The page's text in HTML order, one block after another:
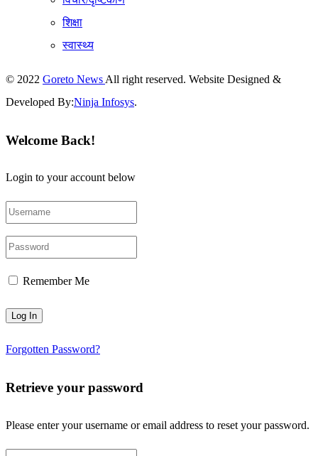
शिक्षा
स्वास्थ्य
© 2022 Goreto News All right reserved. Website Designed &
Developed By:Ninja Infosys.
Welcome Back!
Login to your account below
Remember Me
Forgotten Password?
Retrieve your password
Please enter your username or email address to reset your password.